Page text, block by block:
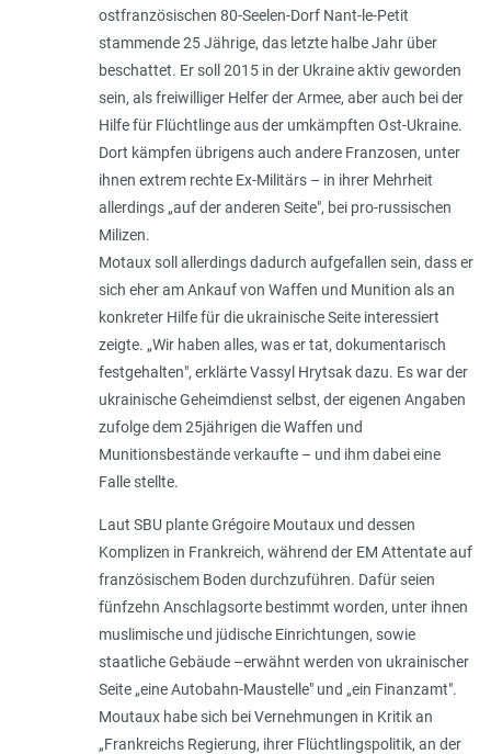
ostfranzösischen 80-Seelen-Dorf Nant-le-Petit
stammende 25 Jährige, das letzte halbe Jahr über
beschattet. Er soll 2015 in der Ukraine aktiv geworden
sein, als freiwilliger Helfer der Armee, aber auch bei der
Hilfe für Flüchtlinge aus der umkämpften Ost-Ukraine.
Dort kämpfen übrigens auch andere Franzosen, unter
ihnen extrem rechte Ex-Militärs – in ihrer Mehrheit
allerdings „auf der anderen Seite", bei pro-russischen
Milizen.
Motaux soll allerdings dadurch aufgefallen sein, dass er
sich eher am Ankauf von Waffen und Munition als an
konkreter Hilfe für die ukrainische Seite interessiert
zeigte. „Wir haben alles, was er tat, dokumentarisch
festgehalten", erklärte Vassyl Hrytsak dazu. Es war der
ukrainische Geheimdienst selbst, der eigenen Angaben
zufolge dem 25jährigen die Waffen und
Munitionsbestände verkaufte – und ihm dabei eine
Falle stellte.
Laut SBU plante Grégoire Moutaux und dessen
Komplizen in Frankreich, während der EM Attentate auf
französischem Boden durchzuführen. Dafür seien
fünfzehn Anschlagsorte bestimmt worden, unter ihnen
muslimische und jüdische Einrichtungen, sowie
staatliche Gebäude –erwähnt werden von ukrainischer
Seite „eine Autobahn-Maustelle" und „ein Finanzamt".
Moutaux habe sich bei Vernehmungen in Kritik an
„Frankreichs Regierung, ihrer Flüchtlingspolitik, an der